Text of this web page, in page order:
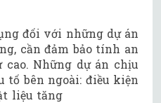
đối với những dự án
cần đảm bảo tính an
cao. Những dự án chịu
tố bên ngoài: điều kiện
liệu tăng